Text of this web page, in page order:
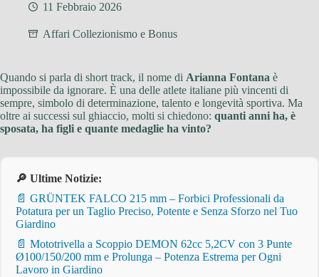
11 Febbraio 2026
Affari Collezionismo e Bonus
Quando si parla di short track, il nome di Arianna Fontana è
impossibile da ignorare. È una delle atlete italiane più vincenti di
sempre, simbolo di determinazione, talento e longevità sportiva. Ma
oltre ai successi sul ghiaccio, molti si chiedono: quanti anni ha, è
sposata, ha figli e quante medaglie ha vinto?
🔎 Ultime Notizie:
📄 GRÜNTEK FALCO 215 mm – Forbici Professionali da
Potatura per un Taglio Preciso, Potente e Senza Sforzo nel Tuo
Giardino
📄 Mototrivella a Scoppio DEMON 62cc 5,2CV con 3 Punte
Ø100/150/200 mm e Prolunga – Potenza Estrema per Ogni
Lavoro in Giardino